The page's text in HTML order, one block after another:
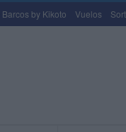
by Kikoto Vuelos